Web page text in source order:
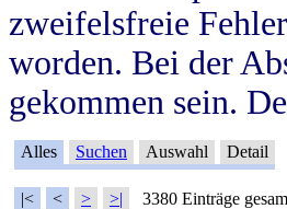
zweifelsfreie
worden. Bei der
gekommen sein.
Alles Suchen Auswahl Detail
|< < > >| 3380 Einträge